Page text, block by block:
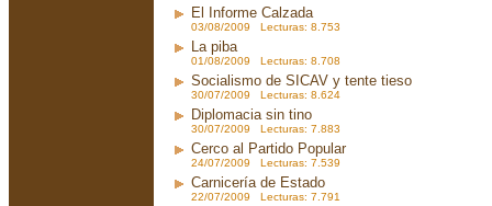
El Informe Calzada
03/08/2009 Lecturas: 8.753
La piba
01/08/2009 Lecturas: 8.708
Socialismo de SICAV y tente tieso
30/07/2009 Lecturas: 8.624
Diplomacia sin tino
30/07/2009 Lecturas: 7.883
Cerco al Partido Popular
24/07/2009 Lecturas: 7.539
Carnicería de Estado
22/07/2009 Lecturas: 7.791